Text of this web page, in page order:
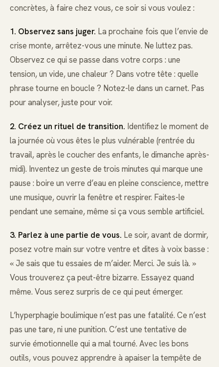
concrètes, à faire chez vous, ce soir si vous voulez :
1. Observez sans juger. La prochaine fois que l’envie de
crise monte, arrêtez-vous une minute. Ne luttez pas.
Observez ce qui se passe dans votre corps : une
tension, un vide, une chaleur ? Dans votre tête : quelle
phrase tourne en boucle ? Notez-le dans un carnet. Pas
pour analyser, juste pour voir.
2. Créez un rituel de transition. Identifiez le moment de
la journée où vous êtes le plus vulnérable (rentrée du
travail, après le coucher des enfants, le dimanche après-
midi). Inventez un geste de trois minutes qui marque une
pause : boire un verre d’eau en pleine conscience, mettre
une musique, ouvrir la fenêtre et respirer. Faites-le
pendant une semaine, même si ça vous semble artificiel.
3. Parlez à une partie de vous. Le soir, avant de dormir,
posez votre main sur votre ventre et dites à voix basse :
« Je sais que tu essaies de m’aider. Merci. Je suis là. »
Vous trouverez ça peut-être bizarre. Essayez quand
même. Vous serez surpris de ce qui peut émerger.
L’hyperphagie boulimique n’est pas une fatalité. Ce n’est
pas une tare, ni une punition. C’est une tentative de
survie émotionnelle qui a mal tourné. Avec les bons
outils, vous pouvez apprendre à apaiser la tempête de